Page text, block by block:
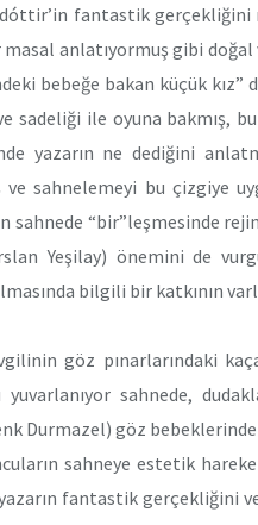
fantastik
anlatıyormuş gibi
bebeğe bakan küçük kız”
sadeliği ile oyuna bakmış,
yazarın ne dediğini
sahnelemeyi bu çizgiye
sahnede “bir”leşmesinde
Yeşilay) önemini de
bilgili bir katkının
göz pınarlarındaki
sahnede,
Durmazel) göz
sahneye estetik
fantastik gerçekliğini